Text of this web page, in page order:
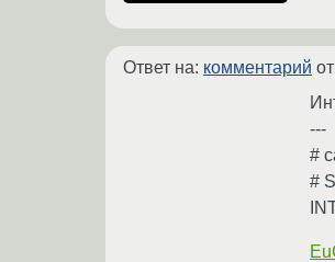
Ответ на: комментарий
---
#
#